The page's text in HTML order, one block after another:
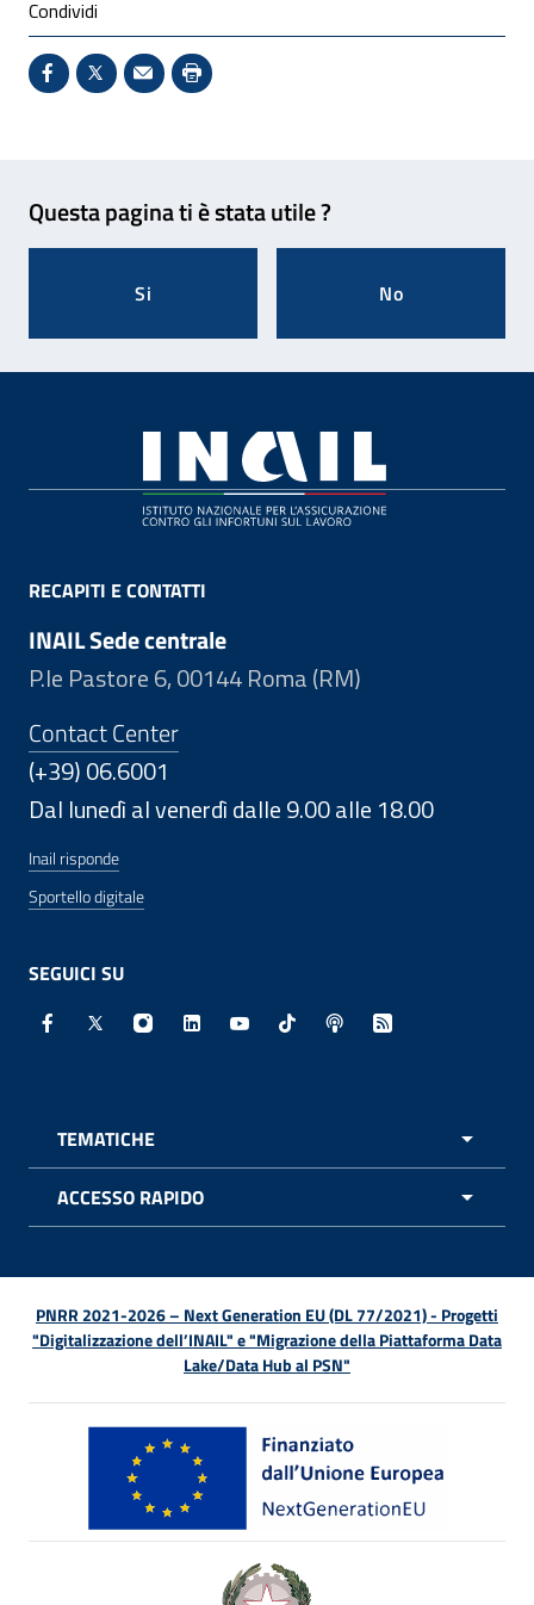
Condividi
Condividi su Facebook - Sito esterno - Apertura in
X - Sito esterno - Apertura in nuova finestra
Invio Mail: apre il programma di posta
Stampa pagina: scelta meno
Questa pagina ti è stata utile ?
Si No
RECAPITI E CONTATTI
INAIL Sede centrale
P.le Pastore 6, 00144 Roma (RM)
Contact Center
(+39) 06.6001
Dal lunedì al venerdì dalle 9.00 alle 18.00
Inail risponde
Sportello digitale
SEGUICI SU
Facebook - Sito esterno - Apertura in nuova finestra
X - Sito esterno - Apertura in nuova finestra
Instagram - Sito esterno - Apertura in
Linkedin - Sito esterno - Apertura in
Youtube - Sito esterno -
TikTok - Sito esterno -
Spreaker - Sito
Feed RSS -
TEMATICHE
ACCESSO RAPIDO
PNRR 2021-2026 – Next Generation EU (DL 77/2021) - Progetti
"Digitalizzazione dell’INAIL" e "Migrazione della Piattaforma Data
Lake/Data Hub al PSN"